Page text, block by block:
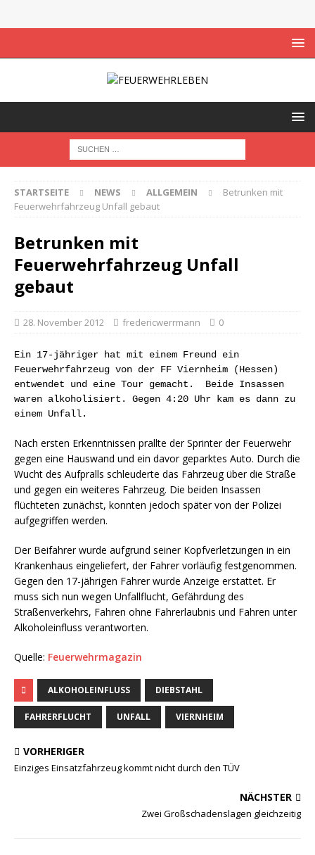
STARTSEITE NEWS ALLGEMEIN
Betrunken mit
Feuerwehrfahrzeug Unfall gebaut
Betrunken mit
Feuerwehrfahrzeug Unfall
gebaut
28. November 2012 fredericwerrmann 0
Ein 17-jähriger hat mit einem Freund ein
Feuerwehrfahrzeug von der FF Viernheim (Hessen)
entwendet und eine Tour gemacht. Beide Insassen
waren alkoholisiert. Gegen 4:20 Uhr kam es dann zu
einem Unfall.
Nach ersten Erkenntnissen prallte der Sprinter der Feuerwehr
gegen eine Hauswand und ein davor geparktes Auto. Durch die
Wucht des Aufpralls schleuderte das Fahrzeug über die Straße
und gegen ein weiteres Fahrzeug. Die beiden Insassen
flüchteten zunächst, konnten jedoch später von der Polizei
aufgegriffen werden.
Der Beifahrer wurde aufgrund seiner Kopfverletzungen in ein
Krankenhaus eingeliefert, der Fahrer vorläufig festgenommen.
Gegen den 17-jährigen Fahrer wurde Anzeige erstattet. Er
muss sich nun wegen Unfallflucht, Gefährdung des
Straßenverkehrs, Fahren ohne Fahrerlaubnis und Fahren unter
Alkoholeinfluss verantworten.
Quelle: Feuerwehrmagazin
ALKOHOLEINFLUSS DIEBSTAHL
FAHRERFLUCHT UNFALL VIERNHEIM
VORHERIGER
Einziges Einsatzfahrzeug kommt nicht durch den TÜV
NÄCHSTER
Zwei Großschadenslagen gleichzeitig